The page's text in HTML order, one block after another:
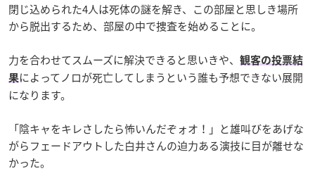
閉じ込められた4人は死体の謎を解き、この部屋と思しき場所
から脱出するため、部屋の中で捜査を始めることに。
力を合わせてスムーズに解決できると思いきや、
観客の投票結
果によってノロが死亡してしまうという誰も予想できない展開
になります。
「陰キャをキレさしたら怖いんだぞォオ！」と雄叫びをあげな
がらフェードアウトした白井さんの迫力ある演技に目が離せな
かった。